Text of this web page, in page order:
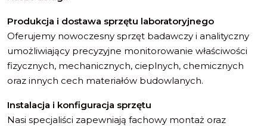
Produkcja i dostawa sprzętu laboratoryjnego
Oferujemy nowoczesny sprzęt badawczy i analityczny
umożliwiający precyzyjne monitorowanie właściwości
fizycznych, mechanicznych, cieplnych, chemicznych
oraz innych cech materiałów budowlanych.
Instalacja i konfiguracja sprzętu
Nasi specjaliści zapewniają fachowy montaż oraz